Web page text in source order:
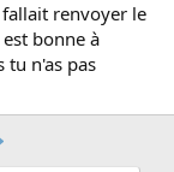
renvoyer le
bonne à
tu n'as pas